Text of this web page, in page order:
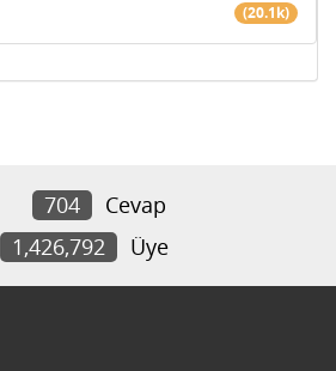
(20.1k)
704
Cevap
1,426,792 Üye